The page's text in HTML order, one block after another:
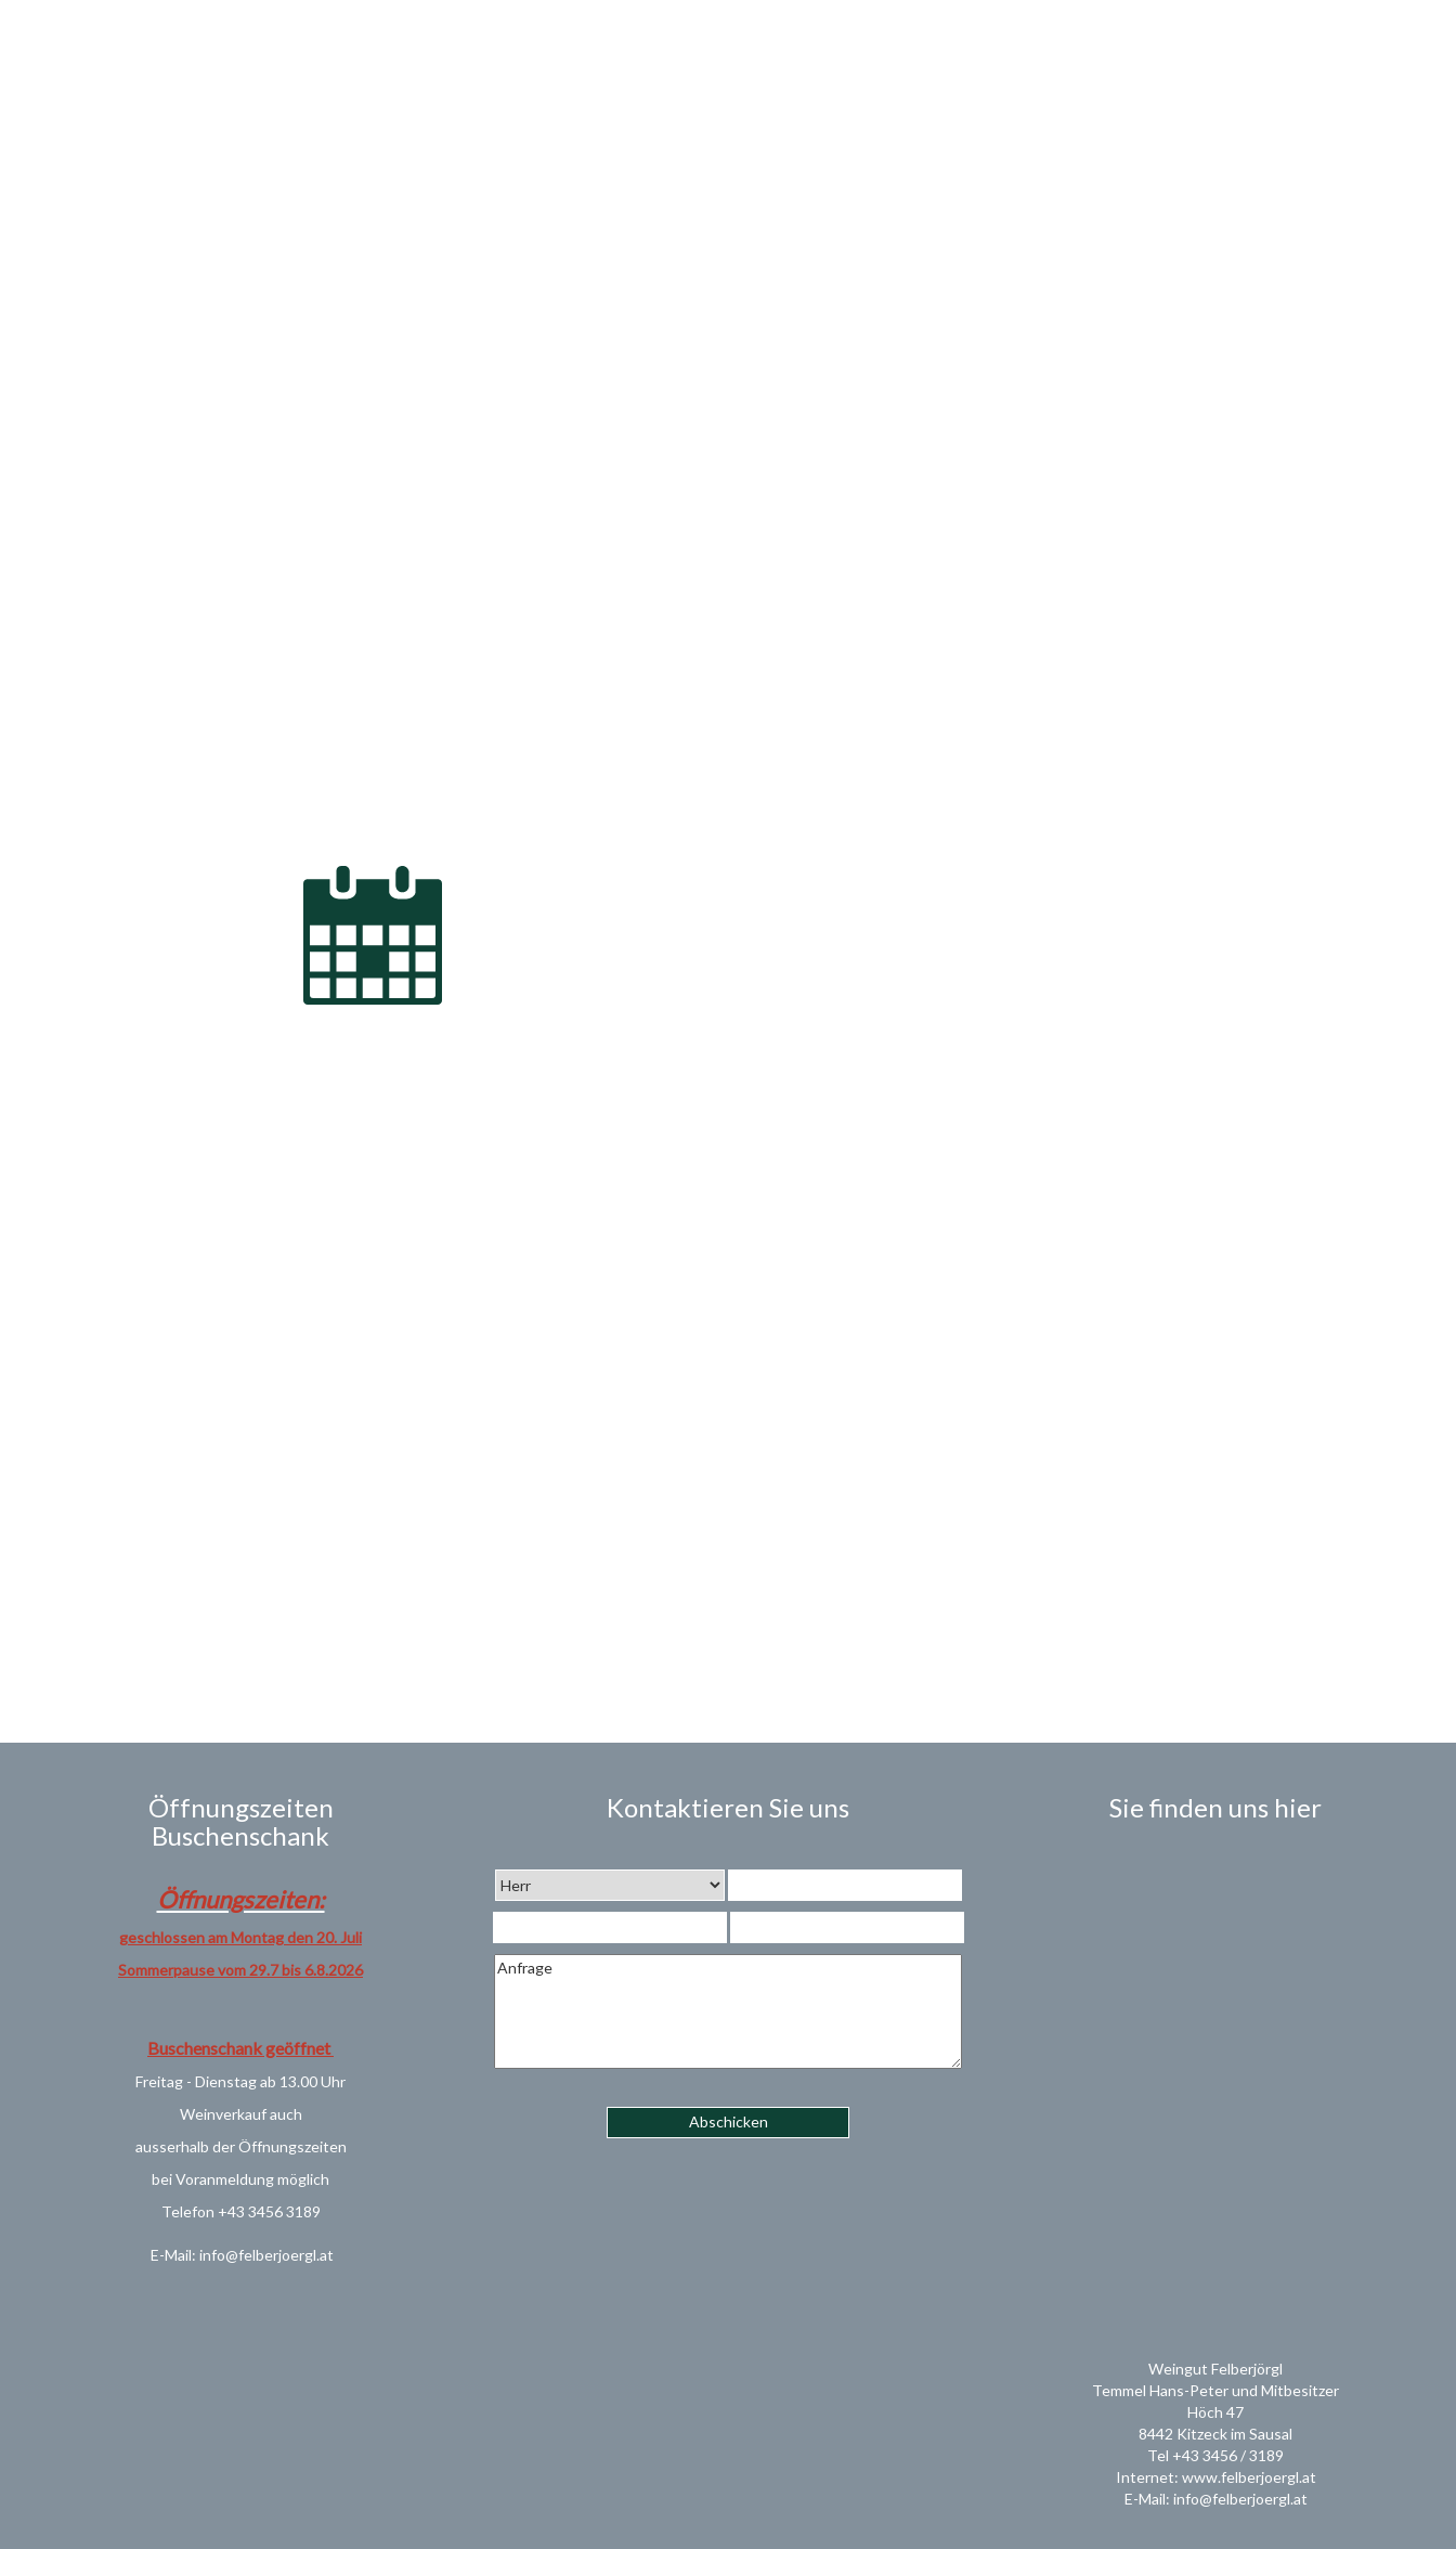
Öffnungszeiten
Buschenschank
Öffnungszeiten:
geschlossen am Montag den 20. Juli
Sommerpause vom 29.7 bis 6.8.2026
Buschenschank geöffnet
Freitag - Dienstag ab 13.00 Uhr
Weinverkaufauch
ausserhalb der Öffnungszeiten
bei Voranmeldung möglich
Telefon +43 3456 3189
E-Mail: info@felberjoergl.at
Kontaktieren Sie uns Sie finden uns hier
Weingut Felberjörgl
Temmel Hans-Peter und Mitbesitzer
Höch 47
8442 Kitzeck im Sausal
Tel +43 3456 / 3189
Internet: www.felberjoergl.at
E-Mail: info@felberjoergl.at